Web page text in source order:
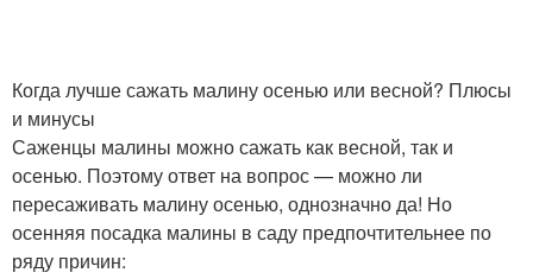
Когда лучше сажать малину осенью или весной? Плюсы
и минусы
Саженцы малины можно сажать как весной, так и
осенью. Поэтому ответ на вопрос — можно ли
пересаживать малину осенью, однозначно да! Но
осенняя посадка малины в саду предпочтительнее по
ряду причин: